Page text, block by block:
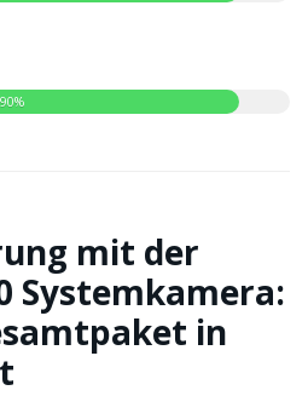
90%
mit der
Systemkamera:
in